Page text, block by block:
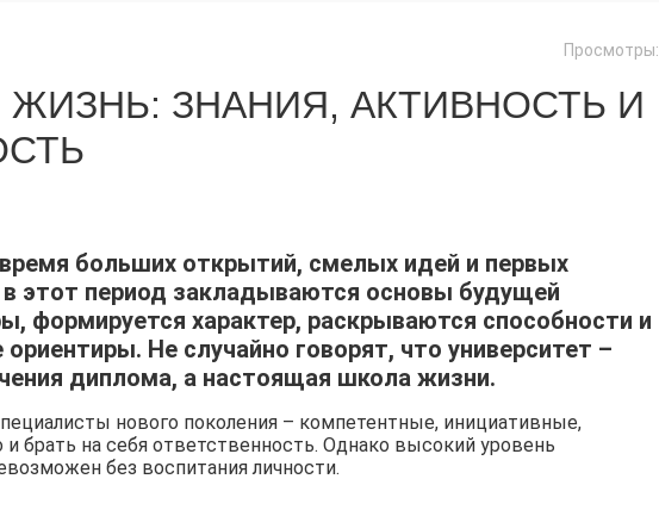
Просмотры:
ЖИЗНЬ: ЗНАНИЯ, АКТИВНОСТЬ И
больших открытий, смелых идей и первых
этот период закладываются основы будущей
формируется характер, раскрываются способности и
Не случайно говорят, что университет –
диплома, а настоящая школа жизни.
нового поколения – компетентные, инициативные,
брать на себя ответственность. Однако высокий уровень
без воспитания личности.